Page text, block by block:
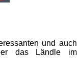
und auch
das Ländle im